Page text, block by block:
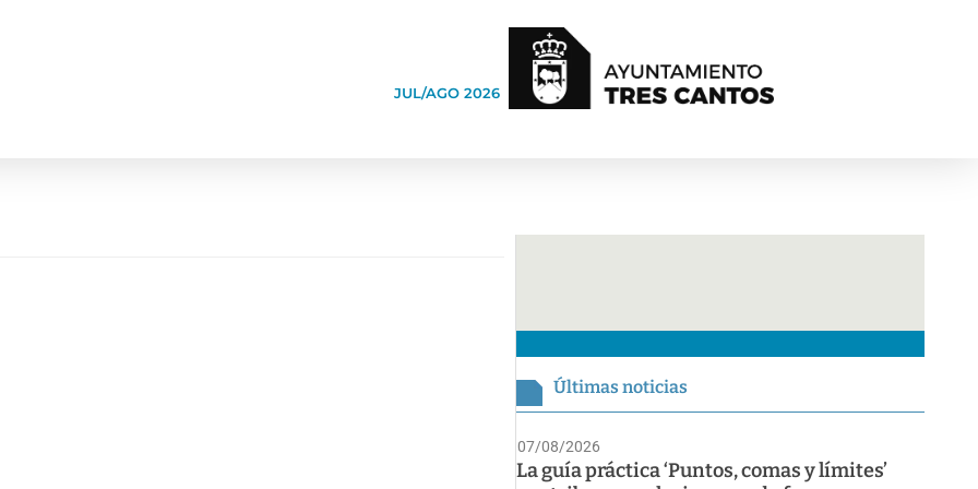
JUL/AGO 2026
Últimas noticias
07/08/2026
La guía práctica ‘Puntos, comas y límites’